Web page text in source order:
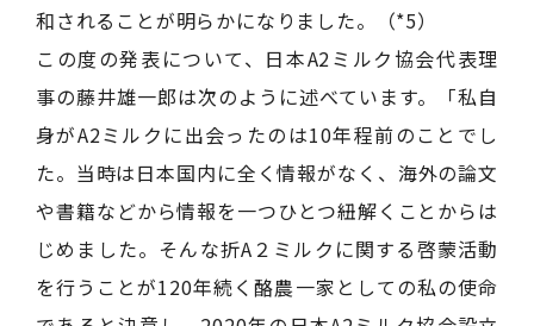
和されることが明らかになりました。（*5）
この度の発表について、日本A2ミルク協会代表理
事の藤井雄一郎は次のように述べています。「私自
身がA2ミルクに出会ったのは10年程前のことでし
た。当時は日本国内に全く情報がなく、海外の論文
や書籍などから情報を一つひとつ紐解くことからは
じめました。そんな折A２ミルクに関する啓蒙活動
を行うことが120年続く酪農一家としての私の使命